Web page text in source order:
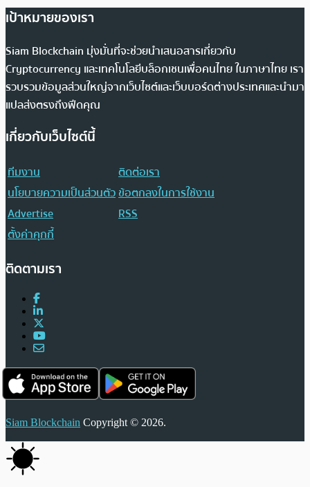
เป้าหมายของเรา
Siam Blockchain มุ่งมั่นที่จะช่วยนำเสนอสารเกี่ยวกับ
Cryptocurrency และเทคโนโลยีบล็อกเชนเพื่อคนไทย ในภาษาไทย เรา
รวบรวมข้อมูลส่วนใหญ่จากเว็บไซต์และเว็บบอร์ดต่างประเทศและนำมา
แปลส่งตรงถึงฟีดคุณ
เกี่ยวกับเว็บไซต์นี้
ทีมงาน
ติดต่อเรา
นโยบายความเป็นส่วนตัวข้อตกลงในการใช้งาน
Advertise
RSS
ตั้งค่าคุกกี้
ติดตามเรา
Siam Blockchain Copyright © 2026.